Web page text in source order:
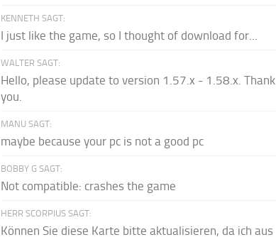
KENNETH SAGT:
I just like the game, so I thought of download for...
WALTER SAGT:
Hello, please update to version 1.57.x - 1.58.x. Thank
you.
MANU SAGT:
maybe because your pc is not a good pc
BOBBY G SAGT:
Not compatible: crashes the game
HERR SCORPIUS SAGT:
Können Sie diese Karte bitte aktualisieren, da ich aus